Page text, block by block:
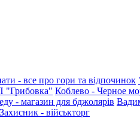
- все про гори та відпочинок
Коблево - Черное
- магазин для бджолярів
Захисник - військторг